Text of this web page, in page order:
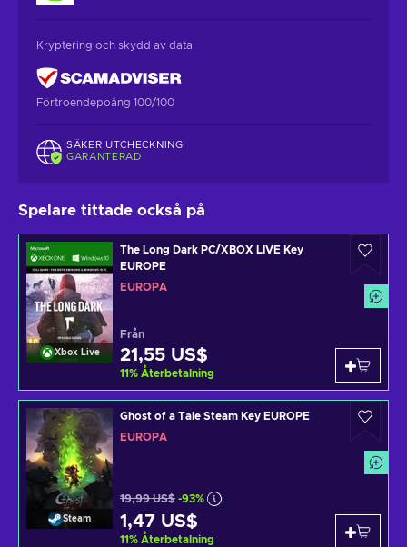
Kryptering och skydd av data
Förtroendepoäng 100/100
SÄKER UTCHECKNING
GARANTERAD
Spelare tittade också på
Xbox Live
The Long Dark PC/XBOX LIVE Key
EUROPE
EUROPA
Från
21,55 US$
11% Återbetalning
Steam
Ghost of a Tale Steam Key EUROPE
EUROPA
19,99 US$ -93%
1,47 US$
11% Återbetalning